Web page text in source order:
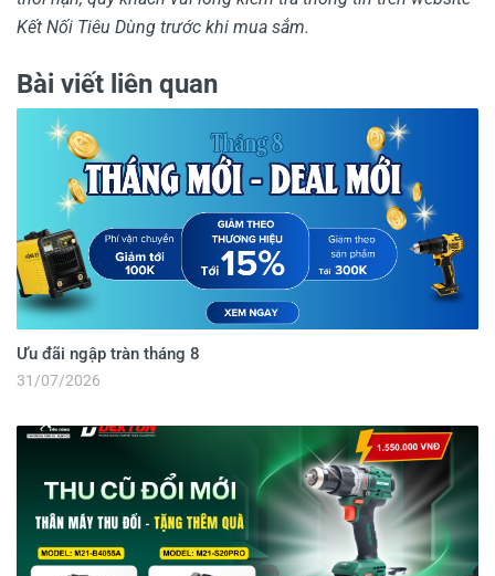
Kết Nối Tiêu Dùng trước khi mua sắm.
Bài viết liên quan
Ưu đãi ngập tràn tháng 8
31/07/2026